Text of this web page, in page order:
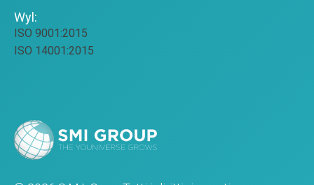
Wyl:
ISO 9001:2015
ISO 14001:2015